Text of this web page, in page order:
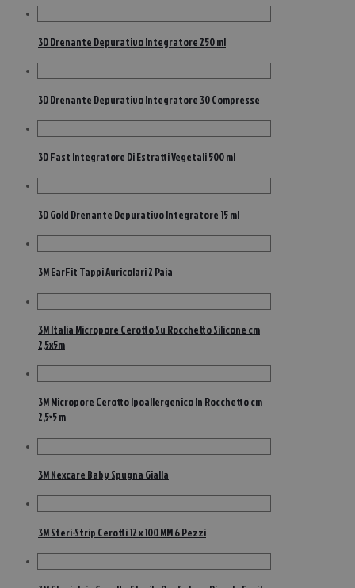
3D Drenante Depurativo Integratore 250 ml
3D Drenante Depurativo Integratore 30 Compresse
3D Fast Integratore Di Estratti Vegetali 500 ml
3D Gold Drenante Depurativo Integratore 15 ml
3M EarFit Tappi Auricolari 2 Paia
3M Italia Micropore Cerotto Su Rocchetto Silicone cm
2,5x5m
3M Micropore Cerotto Ipoallergenico In Rocchetto cm
2,5×5 m
3M Nexcare Baby Spugna Gialla
3M Steri-Strip Cerotti 12 x 100 MM 6 Pezzi